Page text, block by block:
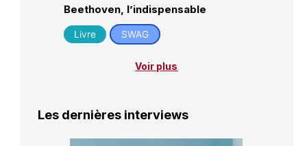
Beethoven, l’indispensable
Livre SWAG
Voir plus
Les dernières interviews